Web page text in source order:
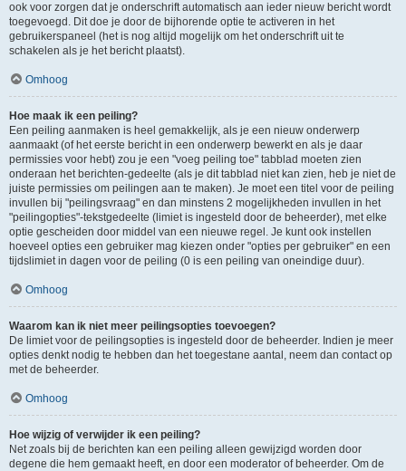
ook voor zorgen dat je onderschrift automatisch aan ieder nieuw bericht wordt
toegevoegd. Dit doe je door de bijhorende optie te activeren in het
gebruikerspaneel (het is nog altijd mogelijk om het onderschrift uit te
schakelen als je het bericht plaatst).
Omhoog
Hoe maak ik een peiling?
Een peiling aanmaken is heel gemakkelijk, als je een nieuw onderwerp
aanmaakt (of het eerste bericht in een onderwerp bewerkt en als je daar
permissies voor hebt) zou je een "voeg peiling toe" tabblad moeten zien
onderaan het berichten-gedeelte (als je dit tabblad niet kan zien, heb je niet de
juiste permissies om peilingen aan te maken). Je moet een titel voor de peiling
invullen bij "peilingsvraag" en dan minstens 2 mogelijkheden invullen in het
"peilingopties"-tekstgedeelte (limiet is ingesteld door de beheerder), met elke
optie gescheiden door middel van een nieuwe regel. Je kunt ook instellen
hoeveel opties een gebruiker mag kiezen onder "opties per gebruiker" en een
tijdslimiet in dagen voor de peiling (0 is een peiling van oneindige duur).
Omhoog
Waarom kan ik niet meer peilingsopties toevoegen?
De limiet voor de peilingsopties is ingesteld door de beheerder. Indien je meer
opties denkt nodig te hebben dan het toegestane aantal, neem dan contact op
met de beheerder.
Omhoog
Hoe wijzig of verwijder ik een peiling?
Net zoals bij de berichten kan een peiling alleen gewijzigd worden door
degene die hem gemaakt heeft, en door een moderator of beheerder. Om de